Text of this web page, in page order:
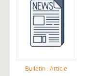
Bulletin : Article